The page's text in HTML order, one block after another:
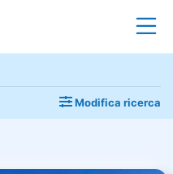
Modifica ricerca